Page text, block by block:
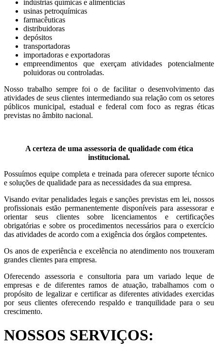
indústrias químicas e alimentícias
usinas petroquímicas
farmacêuticas
distribuidoras
depósitos
transportadoras
importadoras e exportadoras
empreendimentos que exerçam atividades potencialmente
poluidoras ou controladas.
Nosso trabalho sempre foi o de facilitar o desenvolvimento das
atividades de seus clientes intermediando sua relação com os setores
públicos municipal, estadual e federal com foco as regras éticas
previstas no âmbito nacional.
A certeza de uma assessoria de qualidade com ética
institucional.
Possuímos equipe completa e treinada para oferecer suporte técnico
e soluções de qualidade para as necessidades da sua empresa.
Visando evitar penalidades legais e sanções previstas em lei, nossos
profissionais estão permanentemente disponíveis para assessorar e
orientar seus clientes sobre licenciamentos e certificações
obrigatórias e sobre os procedimentos necessários para o exercício
das atividades de acordo com a exigência dos órgãos competentes.
Os anos de experiência e excelência no atendimento nos trouxeram
grandes clientes para empresa.
Oferecendo assessoria e consultoria para um variado leque de
empresas e de diferentes ramos de atuação, trabalhamos com o
propósito de legalizar e certificar as diferentes atividades exercidas
por seus clientes oferecendo respaldo e tranquilidade para o seu
crescimento.
NOSSOS SERVIÇOS: